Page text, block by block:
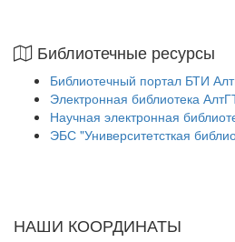
Библиотечные ресурсы
Библиотечный портал БТИ
Электронная библиотека
Научная электронная
ЭБС "Университетсткая
НАШИ КООРДИНАТЫ